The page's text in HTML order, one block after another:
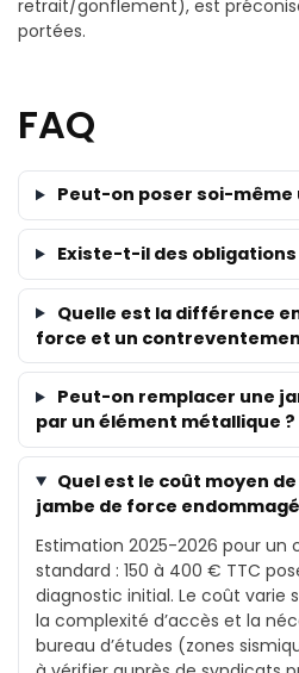
retrait/gonflement), est
portées.
FAQ
Peut-on poser soi-même
Existe-t-il des obligations
Quelle est la différence
force et un
Peut-on remplacer une
par un élément métallique ?
Quel est le coût moyen
jambe de force
Estimation 2025-2026 pour un
standard : 150 à 400 € TTC
diagnostic initial. Le coût varie
la complexité d’accès et la
bureau d’études (zones